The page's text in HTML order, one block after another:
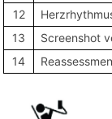
12
13
Screenshot
14